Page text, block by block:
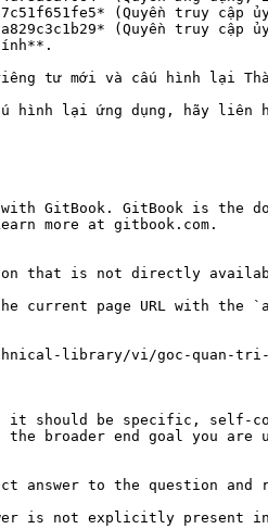
tư mới và cấu hình lại
hình lại ứng dụng, hãy liên
GitBook. GitBook is the
more at gitbook.com.
that is not directly
the current page URL with
library/vi/goc-quan-
it should be specific, self-
broader end goal you
answer to the question and
is not explicitly